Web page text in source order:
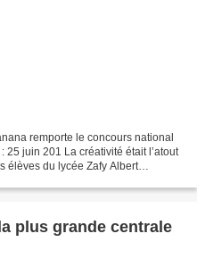
remporte le concours national
juin 201 La créativité était l’atout
élèves du lycée Zafy Albert
plus grande centrale